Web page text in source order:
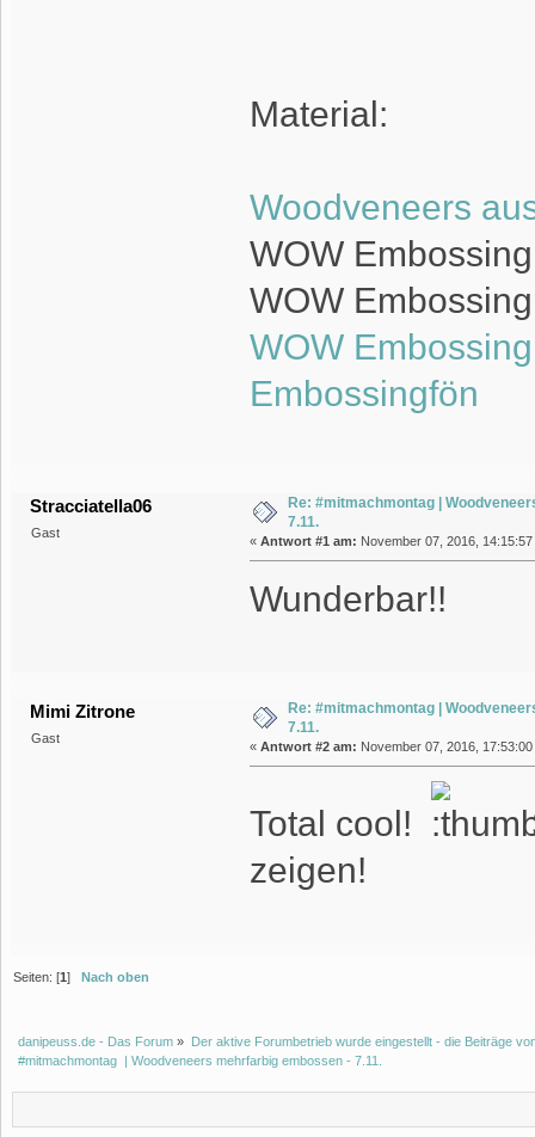
Material:
Woodveneers
WOW
WOW
WOW
Embossingfön
Stracciatella06
Gast
Re: #mitmachmontag |
7.11.
« Antwort #1 am: November 07, 2016,
Wunderbar!!
Mimi Zitrone
Gast
Re: #mitmachmontag |
7.11.
« Antwort #2 am: November 07, 2016,
Total cool!
zeigen!
Seiten: [1] Nach oben
danipeuss.de - Das Forum » Der aktive Forumbetrieb wurde eingestellt - die Beiträge
#mitmachmontag  | Woodveneers mehrfarbig embossen - 7.11.